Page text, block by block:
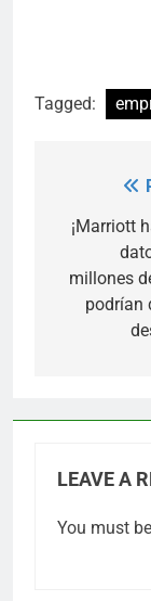
Tagged:
¡Marriott
millones
podrían
LEAVE A
You must be